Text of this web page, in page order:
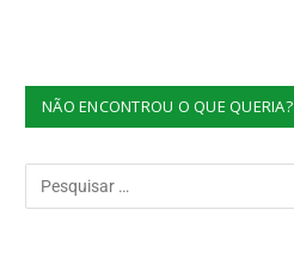
NÃO ENCONTROU O QUE QUERIA?